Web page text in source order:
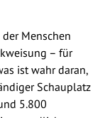
Menschen
– für
ist wahr daran,
Schauplatz
5.800